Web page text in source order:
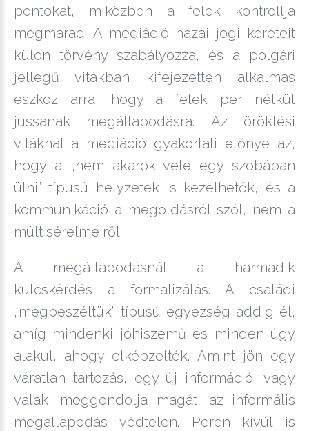
pontokat, miközben a felek kontrollja
megmarad. A mediáció hazai jogi kereteit
külön törvény szabályozza, és a polgári
jellegű vitákban kifejezetten alkalmas
eszköz arra, hogy a felek per nélkül
jussanak megállapodásra. Az öröklési
vitáknál a mediáció gyakorlati előnye az,
hogy a „nem akarok vele egy szobában
ülni” típusú helyzetek is kezelhetők, és a
kommunikáció a megoldásról szól, nem a
múlt sérelmeiről.
A megállapodásnál a harmadik
kulcskérdés a formalizálás. A családi
„megbeszéltük” típusú egyezség addig él,
amíg mindenki jóhiszemű és minden úgy
alakul, ahogy elképzelték. Amint jön egy
váratlan tartozás, egy új információ, vagy
valaki meggondolja magát, az informális
megállapodás védtelen. Peren kívül is